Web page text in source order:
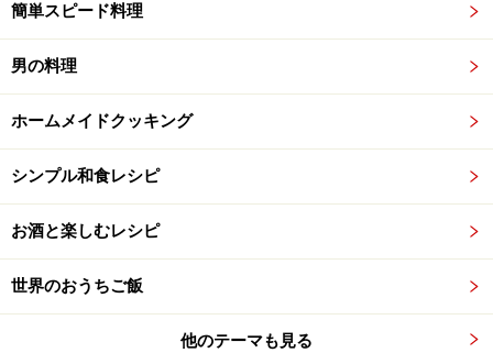
簡単スピード料理
男の料理
ホームメイドクッキング
シンプル和食レシピ
お酒と楽しむレシピ
世界のおうちご飯
他のテーマも見る